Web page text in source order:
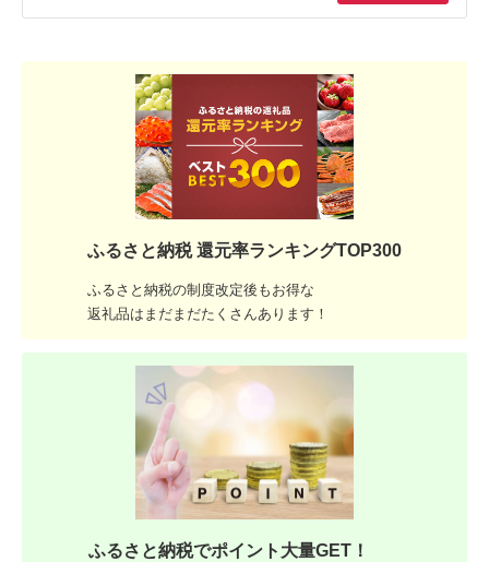
ふるさと納税 還元率ランキングTOP300
ふるさと納税の制度改定後もお得な
返礼品はまだまだたくさんあります！
ふるさと納税でポイント大量GET！